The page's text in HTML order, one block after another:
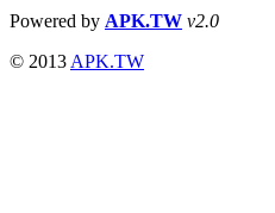
Powered by APK.TW v2.0
© 2013 APK.TW